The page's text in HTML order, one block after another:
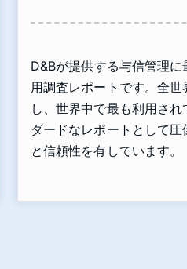
D&Bが提供する与信管理に
用調査レポートです。全世
し、世界中で最も利用され
ダードなレポートとして圧
と信頼性を有しています。